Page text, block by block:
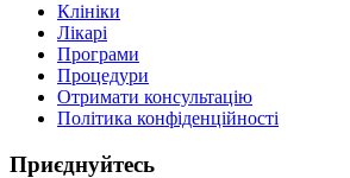
Клініки
Лікарі
Програми
Процедури
Отримати консультацію
Політика конфіденційності
Приєднуйтесь